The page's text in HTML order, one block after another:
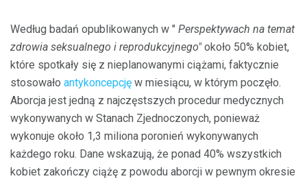
Według badań opublikowanych w " Perspektywach na temat
zdrowia seksualnego i reprodukcyjnego"około 50% kobiet,
które spotkały się z nieplanowanymi ciążami, faktycznie
stosowało antykoncepcję w miesiącu, w którym poczęło.
Aborcja jest jedną z najczęstszych procedur medycznych
wykonywanych w Stanach Zjednoczonych, ponieważ
wykonuje około 1,3 miliona poronień wykonywanych
każdego roku. Dane wskazują, że ponad 40% wszystkich
kobiet zakończy ciążę z powodu aborcji w pewnym okresie